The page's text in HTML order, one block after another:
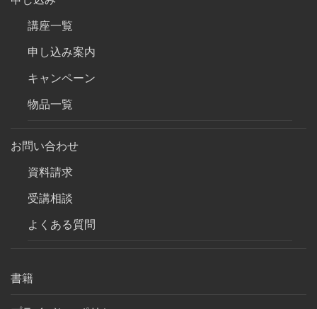
講座一覧
申し込み案内
キャンペーン
物品一覧
お問い合わせ
資料請求
受講相談
よくある質問
書籍